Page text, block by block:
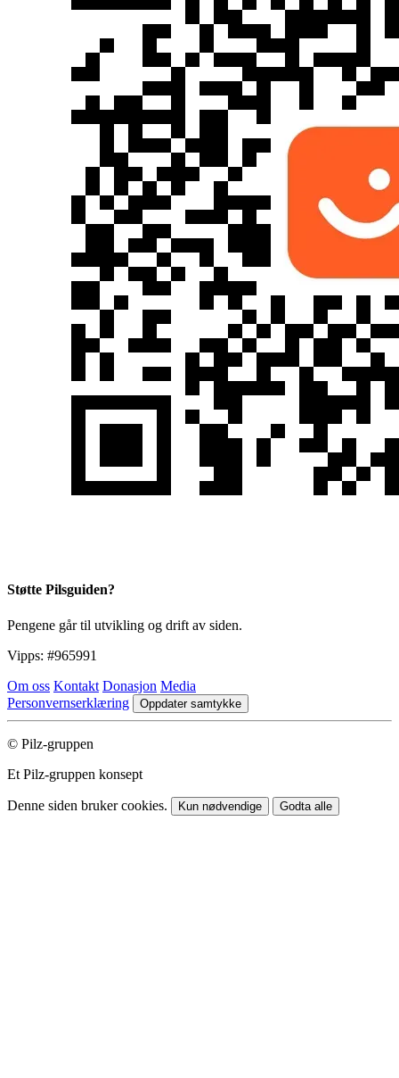
Støtte Pilsguiden?
Pengene går til utvikling og drift av siden.
Vipps: #965991
Om oss Kontakt Donasjon Media
Personvernserklæring
Oppdater samtykke
© Pilz-gruppen
Et Pilz-gruppen konsept
Denne siden bruker cookies. Kun nødvendige Godta alle